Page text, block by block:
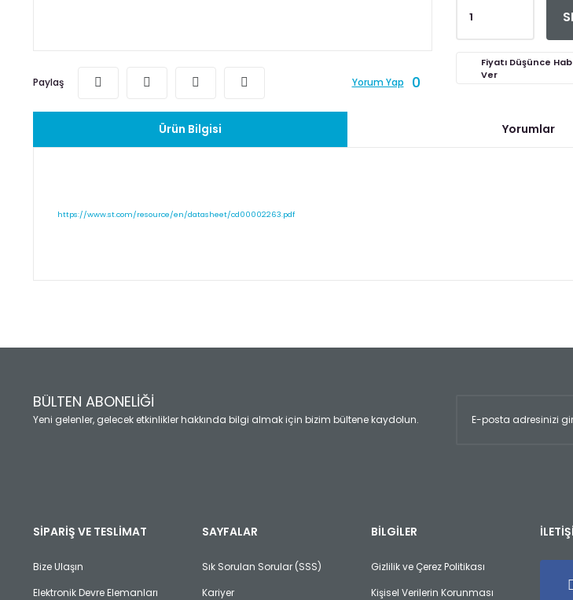
Paylaş Yorum Yap 0
Fiyatı Düşünce
Ver
Ürün Bilgisi Yorumlar
https://www.st.com/resource/en/datasheet/cd00002263.pdf
Yorum Yaz
Ürün açıklamasında eksik bilgiler bulunuyor.
Ürün fiyatı diğer sitelerden daha pahalı.
Bu ürüne benzer farklı alternatifler olmalı.
BÜLTEN ABONELİĞİ
Yeni gelenler, gelecek etkinlikler hakkında bilgi almak için bizim bültene kaydolun.
SİPARİŞ VE TESLİMAT
Bize Ulaşın
Elektronik Devre Elemanları
SAYFALAR
Sık Sorulan Sorular (SSS)
Kariyer
BİLGİLER
Gizlilik ve Çerez Politikası
Kişisel Verilerin Korunması